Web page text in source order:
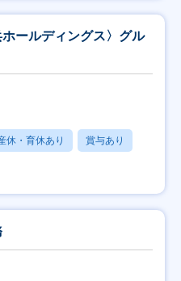
ホールディングス〉グル
休・育休あり 賞与あり